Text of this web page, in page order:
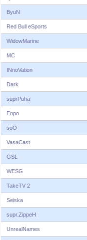
ByuN
Red Bull eSports
WidowMarine
MC
INnoVation
Dark
suprPuha
Enpo
soO
VasaCast
GSL
WESG
TakeTV 2
Seiska
supr.ZippeH
UnrealNames